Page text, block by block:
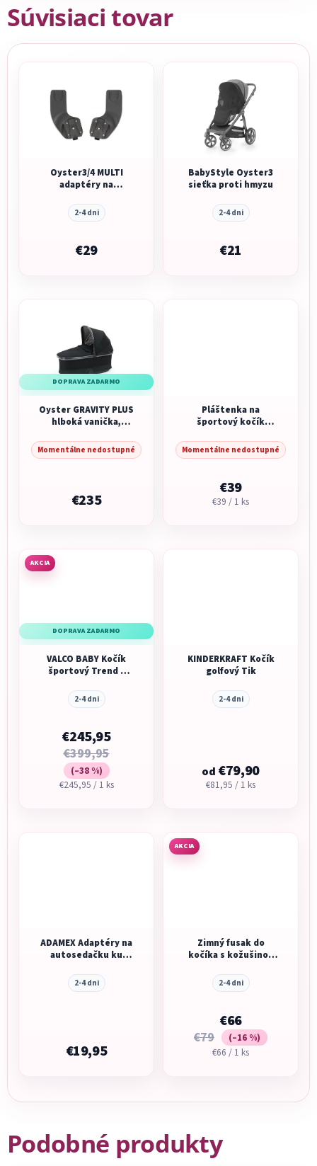
Súvisiaci tovar
Oyster3/4 MULTI
adaptéry na
2-4 dni
€29
BabyStyle Oyster3
sieťka proti hmyzu
2-4 dni
€21
DOPRAVA ZADARMO
Oyster GRAVITY PLUS
hlboká vanička,
Momentálne nedostupné
€235
Pláštenka na
športový kočík
Momentálne nedostupné
€39
Jednotková
€39 / 1 ks
AKCIA
DOPRAVA ZADARMO
VALCO BABY Kočík
športový Trend 4
2-4 dni
€245,95
€399,95
(–38 %)
Jednotková
€245,95 / 1 ks
KINDERKRAFT Kočík
golfový Tik
2-4 dni
od €79,90
Jednotková
€81,95 / 1 ks
ADAMEX Adaptéry na
autosedačku ku
2-4 dni
€19,95
AKCIA
Zimný fusak do
kočíka s kožušinou
2-4 dni
€66
€79
(–16 %)
Jednotková
€66 / 1 ks
Podobné produkty